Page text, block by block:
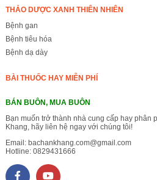
THẢO DƯỢC XANH THIÊN NHIÊN
Bệnh gan
Bệnh tiêu hóa
Bệnh dạ dày
BÀI THUỐC HAY MIỄN PHÍ
BÁN BUÔN, MUA BUÔN
Bạn muốn trở thành nhà cung cấp hay phân
Khang, hãy liên hệ ngay với chúng tôi!
Email: bachankhang.com@gmail.com
Hotline: 0829431666